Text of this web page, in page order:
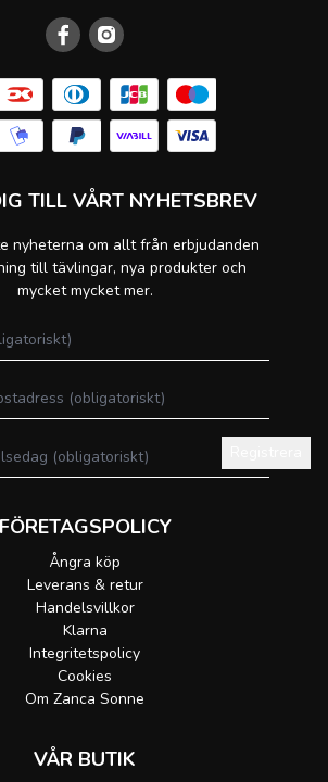
TILL VÅRT NYHETSBREV
nyheterna om allt från erbjudanden
till tävlingar, nya produkter och
mycket mycket mer.
FÖRETAGSPOLICY
Ångra köp
Leverans & retur
Handelsvillkor
Klarna
Integritetspolicy
Cookies
Om Zanca Sonne
VÅR BUTIK